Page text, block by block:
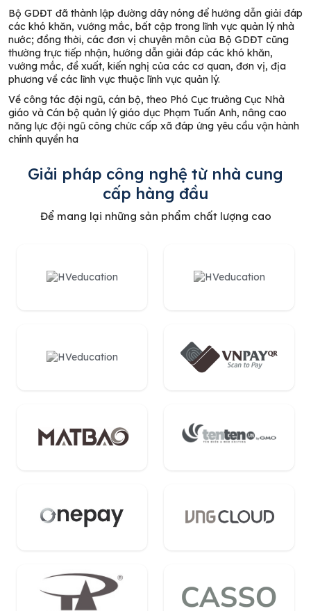
Bộ GDĐT đã thành lập đường dây nóng để hướng dẫn giải đáp
các khó khăn, vướng mắc, bất cập trong lĩnh vực quản lý nhà
nước; đồng thời, các đơn vị chuyên môn của Bộ GDĐT cũng
thường trực tiếp nhận, hướng dẫn giải đáp các khó khăn,
vướng mắc, đề xuất, kiến nghị của các cơ quan, đơn vị, địa
phương về các lĩnh vực thuộc lĩnh vực quản lý.
Về công tác đội ngũ, cán bộ, theo Phó Cục trưởng Cục Nhà
giáo và Cán bộ quản lý giáo dục Phạm Tuấn Anh, nâng cao
năng lực đội ngũ công chức cấp xã đáp ứng yêu cầu vận hành
chính quyền ha
Giải pháp công nghệ từ nhà cung
cấp hàng đầu
Để mang lại những sản phẩm chất lượng cao